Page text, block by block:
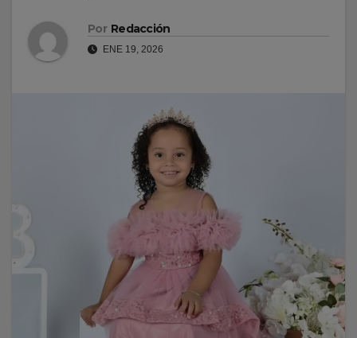
Por Redacción
ENE 19, 2026